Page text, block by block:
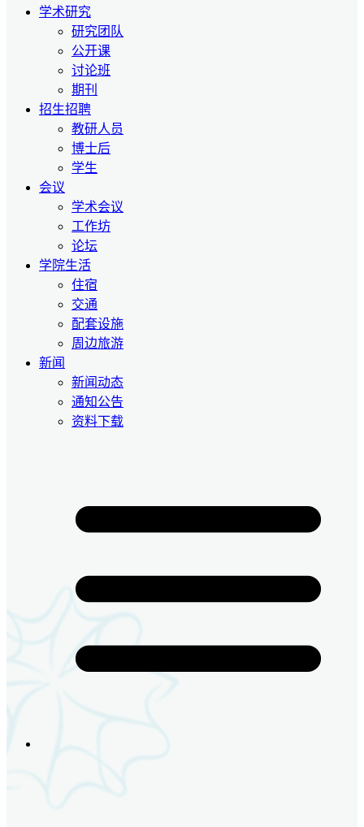
学术研究
研究团队
公开课
讨论班
期刊
招生招聘
教研人员
博士后
学生
会议
学术会议
工作坊
论坛
学院生活
住宿
交通
配套设施
周边旅游
新闻
新闻动态
通知公告
资料下载